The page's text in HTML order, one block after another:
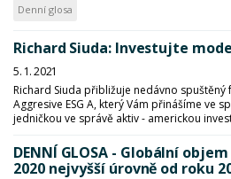
Denní glosa
Richard Siuda: Investujte
5. 1. 2021
Richard Siuda přibližuje nedávno spuštěný
Aggresive ESG A, který Vám přinášíme ve
jedničkou ve správě aktiv - americkou
DENNÍ GLOSA - Globální
2020 nejvyšší úrovně od roku